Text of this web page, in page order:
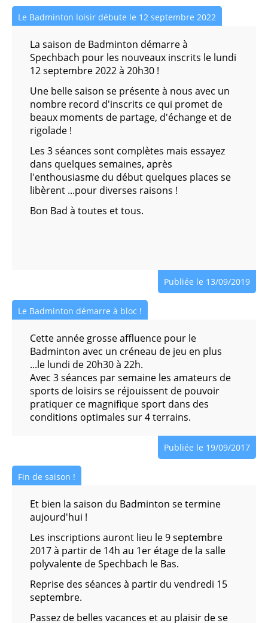
Le Badminton loisir débute le 12 septembre 2022
La saison de Badminton démarre à
Spechbach pour les nouveaux inscrits le lundi
12 septembre 2022 à 20h30 !
Une belle saison se présente à nous avec un
nombre record d'inscrits ce qui promet de
beaux moments de partage, d'échange et de
rigolade !
Les 3 séances sont complètes mais essayez
dans quelques semaines, après
l'enthousiasme du début quelques places se
libèrent ...pour diverses raisons !
Bon Bad à toutes et tous.
Publiée le 13/09/2019
Le Badminton démarre à bloc !
Cette année grosse affluence pour le
Badminton avec un créneau de jeu en plus
...le lundi de 20h30 à 22h.
Avec 3 séances par semaine les amateurs de
sports de loisirs se réjouissent de pouvoir
pratiquer ce magnifique sport dans des
conditions optimales sur 4 terrains.
Publiée le 19/09/2017
Fin de saison !
Et bien la saison du Badminton se termine
aujourd'hui !
Les inscriptions auront lieu le 9 septembre
2017 à partir de 14h au 1er étage de la salle
polyvalente de Spechbach le Bas.
Reprise des séances à partir du vendredi 15
septembre.
Passez de belles vacances et au plaisir de se